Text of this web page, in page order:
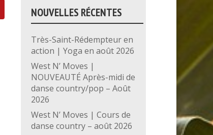
NOUVELLES RÉCENTES
Très-Saint-Rédempteur en
action | Yoga en août 2026
West N’ Moves |
NOUVEAUTÉ Après-midi de
danse country/pop – Août
2026
West N’ Moves | Cours de
danse country – août 2026